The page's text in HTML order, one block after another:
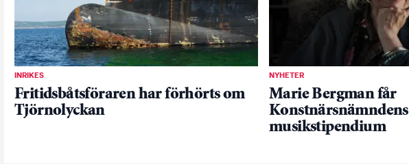
INRIKES
Fritidsbåtsföraren har förhörts om
Tjörnolyckan
NYHETER
Marie Bergman får
Konstnärsnämndens
musikstipendium